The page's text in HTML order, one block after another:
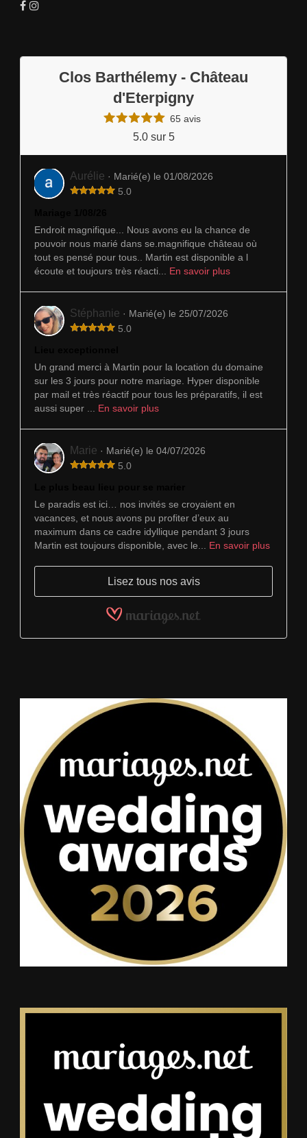
Clos Barthélemy - Château
d'Eterpigny
65 avis
5.0 sur 5
Aurélie · Marié(e) le 01/08/2026
5.0
Endroit magnifique... Nous avons eu la chance de
pouvoir nous marié dans se.magnifique château où
tout es pensé pour tous.. Martin est disponible a l
écoute et toujours très réacti... En savoir plus
Stéphanie · Marié(e) le 25/07/2026
5.0
Un grand merci à Martin pour la location du domaine
sur les 3 jours pour notre mariage. Hyper disponible
par mail et très réactif pour tous les préparatifs, il est
aussi super ... En savoir plus
Marie · Marié(e) le 04/07/2026
5.0
Le paradis est ici… nos invités se croyaient en
vacances, et nous avons pu profiter d’eux au
maximum dans ce cadre idyllique pendant 3 jours
Martin est toujours disponible, avec le... En savoir plus
Lisez tous nos avis